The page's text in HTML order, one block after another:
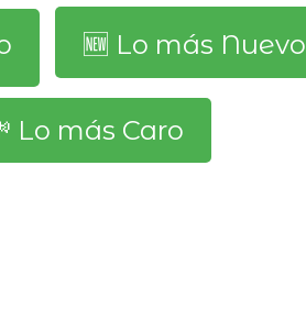
🆕️ Lo más Nuevo
Lo más Caro